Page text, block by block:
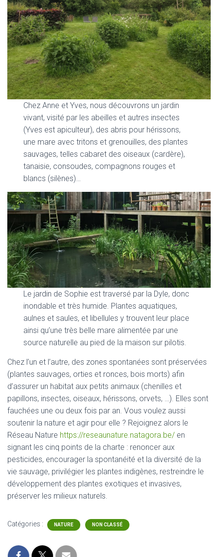
Chez Anne et Yves, nous découvrons un jardin
vivant, visité par les abeilles et autres insectes
(Yves est apiculteur), des abris pour hérissons,
une mare avec tritons et grenouilles, des plantes
sauvages, telles cabaret des oiseaux (cardère),
tanaisie, consoudes, compagnons rouges et
blancs (silènes)…
Le jardin de Sophie est traversé par la Dyle, donc
inondable et très humide. Plantes aquatiques,
aulnes et saules, et libellules y trouvent leur place
ainsi qu’une très belle mare alimentée par une
source naturelle au pied de la maison sur pilotis.
Chez l’un et l’autre, des zones spontanées sont préservées
(plantes sauvages, orties et ronces, bois morts) afin
d’assurer un habitat aux petits animaux (chenilles et
papillons, insectes, oiseaux, hérissons, orvets, …). Elles sont
fauchées une ou deux fois par an. Vous voulez aussi
soutenir la nature et agir pour elle ? Rejoignez alors le
Réseau Nature https://reseaunature.natagora.be/ en
signant les cinq points de la charte : renoncer aux
pesticides, encourager la spontanéité et la diversité de la
vie sauvage, privilégier les plantes indigènes, restreindre le
développement des plantes exotiques et invasives,
préserver les milieux naturels.
Catégories : NATURE NON CLASSÉ